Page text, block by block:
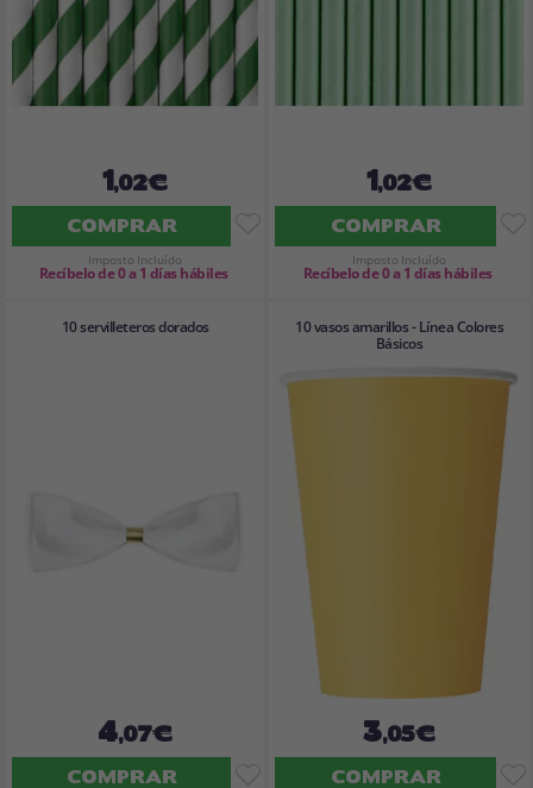
1,02€
COMPRAR
Imposto Incluído
Recíbelo de 0 a 1 días hábiles
1,02€
COMPRAR
Imposto Incluído
Recíbelo de 0 a 1 días hábiles
10 servilleteros dorados
4,07€
COMPRAR
10 vasos amarillos - Línea Colores
Básicos
3,05€
COMPRAR